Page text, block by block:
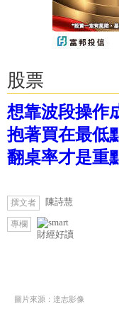
股票
想靠波段操作
抱著買在最低
翻桌率才是重
撰文者 陳詩慧
專欄
財經好讀
圖片來源：達志影像